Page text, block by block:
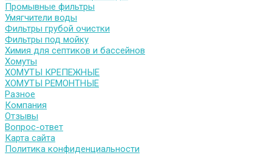
Промывные фильтры
Умягчители воды
Фильтры грубой очистки
Фильтры под мойку
Химия для септиков и бассейнов
Хомуты
ХОМУТЫ КРЕПЕЖНЫЕ
ХОМУТЫ РЕМОНТНЫЕ
Разное
Компания
Отзывы
Вопрос-ответ
Карта сайта
Политика конфиденциальности